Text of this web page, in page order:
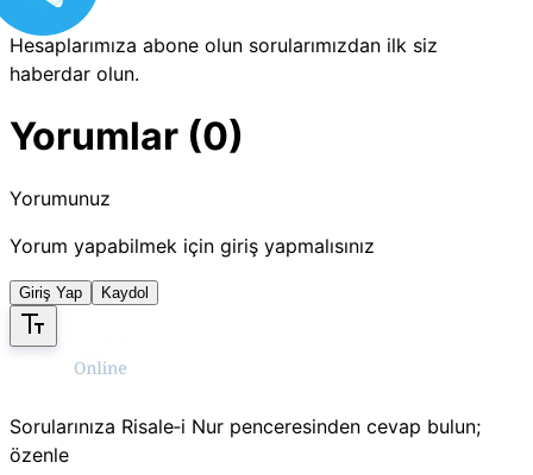
Hesaplarımıza abone olun sorularımızdan ilk siz
haberdar olun.
Yorumlar (0)
Yorumunuz
Yorum yapabilmek için giriş yapmalısınız
Giriş Yap Kaydol
Sorularınıza Risale‑i Nur penceresinden cevap bulun;
özenle